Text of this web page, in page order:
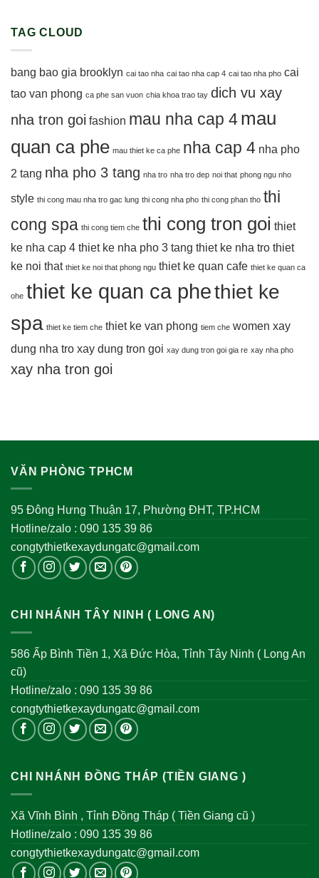
TAG CLOUD
bang bao gia brooklyn cai tao nha cai tao nha cap 4 cai tao nha pho cai
tao van phong ca phe san vuon chia khoa trao tay dich vu xay
nha tron goi fashion mau nha cap 4mau
quan ca phe mau thiet ke ca phe nha cap 4 nha pho
2 tang nha pho 3 tang nha tro nha tro dep noi that phong ngu nho
style thi cong mau nha tro gac lung thi cong nha pho thi cong phan tho thi
cong spa thi cong tiem che thi cong tron goi thiet
ke nha cap 4 thiet ke nha pho 3 tang thiet ke nha tro thiet
ke noi that thiet ke noi that phong ngu thiet ke quan cafe thiet ke quan ca
ohe thiet ke quan ca phethiet ke
spa thiet ke tiem che thiet ke van phong tiem che women xay
dung nha tro xay dung tron goi xay dung tron goi gia re xay nha pho
xay nha tron goi
VĂN PHÒNG TPHCM
95 Đông Hưng Thuận 17, Phường ĐHT, TP.HCM
Hotline/zalo : 090 135 39 86
congtythietkexaydungatc@gmail.com
CHI NHÁNH TÂY NINH ( LONG AN)
586 Ấp Bình Tiền 1, Xã Đức Hòa, Tỉnh Tây Ninh ( Long An
cũ)
Hotline/zalo : 090 135 39 86
congtythietkexaydungatc@gmail.com
CHI NHÁNH ĐỒNG THÁP (TIỀN GIANG )
Xã Vĩnh Bình , Tỉnh Đồng Tháp ( Tiền Giang cũ )
Hotline/zalo : 090 135 39 86
congtythietkexaydungatc@gmail.com